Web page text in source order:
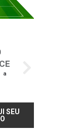
ª
SEU